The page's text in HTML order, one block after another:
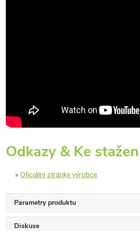
Odkazy & Ke
Oficiální stránky výrobce
Parametry produktu
Diskuse